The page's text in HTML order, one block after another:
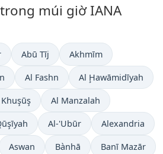
múi giờ IANA
Abū Tīj Akhmīm
Al Fashn Al Ḩawāmidīyah
Al Manzalah
Al-'Ubūr Alexandria
Aswan Bànhā Banī Mazār